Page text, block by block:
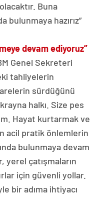
Buna
bulunmaya hazırız”
devam ediyoruz”
Genel Sekreteri
tahliyelerin
sürdüğünü
halkı. Size pes
Hayat kurtarmak ve
acil pratik önlemlerin
bulunmaya devam
çatışmaların
için güvenli yollar.
bir adıma ihtiyacı